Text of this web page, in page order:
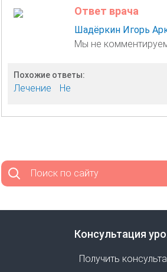
Ответ врача
Шадёркин Игорь
Мы не
Похожие ответы:
Лечение Не
Поиск по сайту
Консультация
Получить